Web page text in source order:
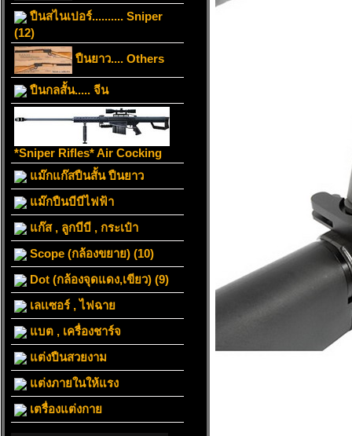
ปืนสไนเปอร์.......... Sniper
(12)
ปืนยาว.... Others
ปืนกลสั้น..... จีน
*Sniper Rifles* Air Cocking
แม๊กแก๊สปืนสั้น ปืนยาว
แม๊กปืนบีบีไฟฟ้า
แก๊ส , ลูกบีบี , กระเป๋า
Scope (กล้องขยาย) (10)
Dot (กล้องจุดแดง,เขียว) (9)
เลเเซอร์ , ไฟฉาย
แบต , เครื่องชาร์จ
แต่งปืนสวยงาม
แต่งภายในให้แรง
เตรื่องแต่งกาย